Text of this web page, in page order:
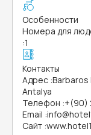
Особенности
Номера для
:1
Контакты
Адрес :Barbaros
Antalya
Телефон :+(90)
Email :
Сайт :